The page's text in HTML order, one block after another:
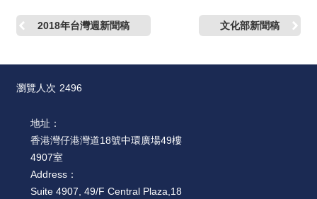
2018年台灣週新聞稿 文化部新聞稿
瀏覽人次 2496
地址：
香港灣仔港灣道18號中環廣場49樓
4907室
Address：
Suite 4907, 49/F Central Plaza,18